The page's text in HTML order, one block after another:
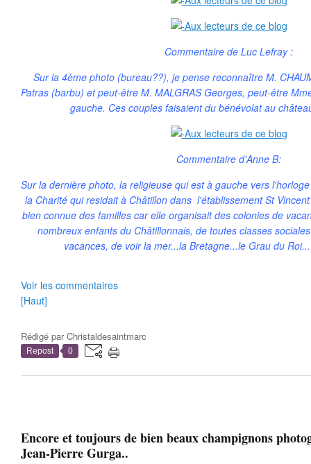
Commentaire de Luc Lefray :
Sur la 4ème photo (bureau??), je pense reconnaître M.
Patras (barbu) et peut-être M. MALGRAS Georges, peut-être
gauche. Ces couples faisaient du bénévolat au
Commentaire d'Anne B:
Sur la dernière photo, la religieuse qui est à gauche vers
la Charité qui residait à Châtillon dans l'établissement St
bien connue des familles car elle organisait des colonies de
nombreux enfants du Châtillonnais, de toutes classes
vacances, de voir la mer...la Bretagne...le Grau du
Voir les commentaires
[Haut]
Rédigé parChristaldesaintmarc
Repost 0
Encore et toujours de bien beaux champignons
Jean-Pierre Gurga..